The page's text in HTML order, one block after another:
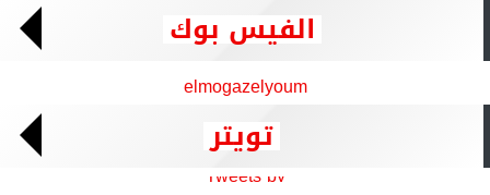
الفيس بوك
elmogazelyoum
تويتر
Tweets by